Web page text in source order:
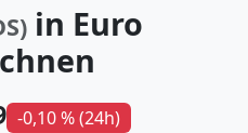
in Euro
-0,10 % (24h)